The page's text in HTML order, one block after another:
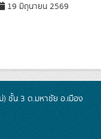
19 มิถุนายน 2569
ชั้น 3 ต.มหาชัย อ.เมือง